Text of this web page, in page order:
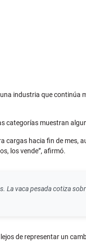
industria que
categorías muestran
hacia fin de mes,
los vende”, afirmó.
vaca pesada cotiza
de representar un